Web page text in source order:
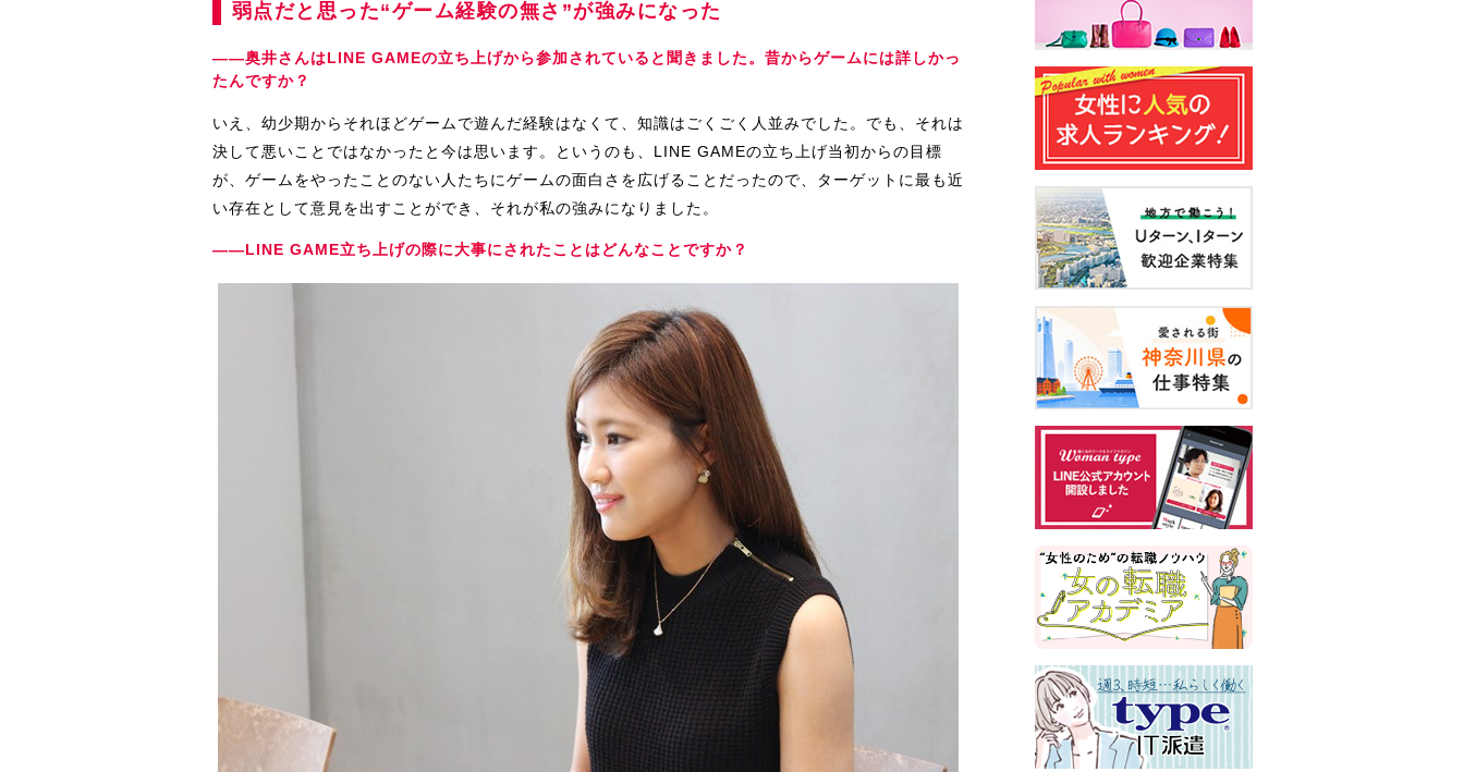
弱点だと思った“ゲーム経験の無さ”が強みになった
――奥井さんはLINE GAMEの立ち上げから参加されていると聞きました。昔からゲームには詳しかっ
たんですか？
いえ、幼少期からそれほどゲームで遊んだ経験はなくて、知識はごくごく人並みでした。でも、それは
決して悪いことではなかったと今は思います。というのも、LINE GAMEの立ち上げ当初からの目標
が、ゲームをやったことのない人たちにゲームの面白さを広げることだったので、ターゲットに最も近
い存在として意見を出すことができ、それが私の強みになりました。
――LINE GAME立ち上げの際に大事にされたことはどんなことですか？
#アーティスト
#イベント
#面接
#起業
#健康
#年収・給与
#休み方
#出産
#試写会
#転職経験者
#自己分析
#営業
#転職ニュース
#未経験
#結婚
#芸人
#リスキリング
#アスリート
#子育て
#30代の転職
#チームビルディング
#お金
#リモートワーク
#パラレルキャリア
#生産性アップ
#恋愛
#不妊治療
#人事
#アナウンサー
#やまざきひとみ
#AI
#スタートアップ
#事務
#地方移住
#40代の転職
#書類選考
#政治
#インサイドセールス
#占い
#副業
#フリーランス
#サイン本
#横浜市交通局
#資格
#英語
#タスク管理
#国際女性デー
#メルカリ
#読書
#源氏物語
#販売
#落語家
#熱中症
#中野円佳
#生理